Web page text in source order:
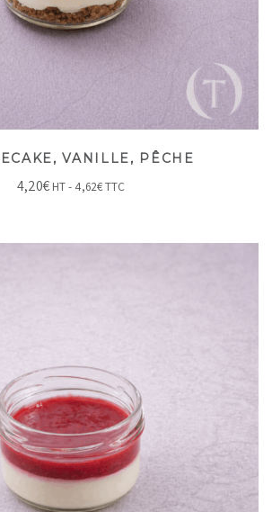
VANILLE, PÊCHE
4,20€ HT - 4,62€TTC